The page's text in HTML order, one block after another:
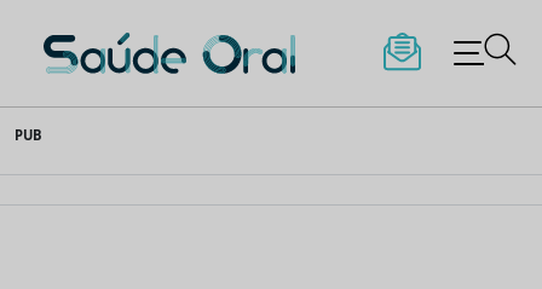
to
content
Saúde Oral
PUB